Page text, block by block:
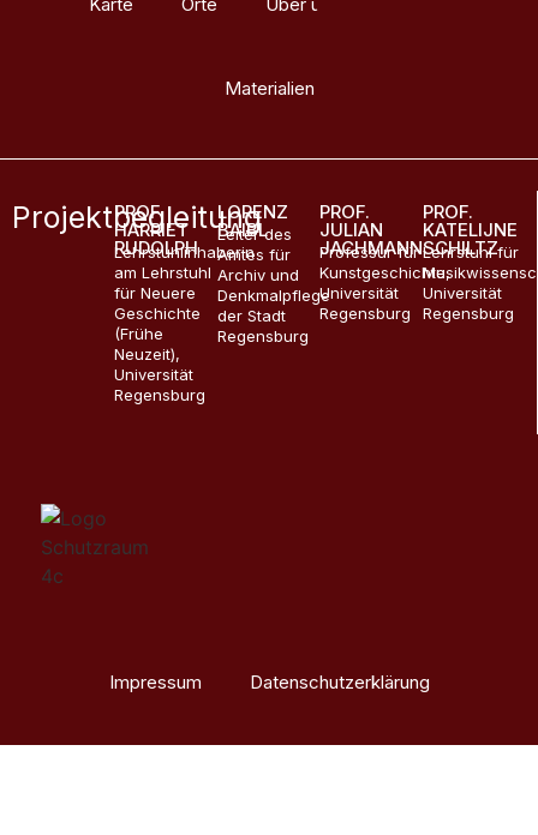
Materialien
Projektbegleitung
PROF.
HARRIET
RUDOLPH
Lehrstuhlinhaberin
am Lehrstuhl
für Neuere
Geschichte
(Frühe
Neuzeit),
Universität
Regensburg
LORENZ
BAIBL
Leiter des
Amtes für
Archiv und
Denkmalpflege
der Stadt
Regensburg
PROF.
JULIAN
JACHMANN
Professur für
Kunstgeschichte,
Universität
Regensburg
PROF.
KATELIJNE
SCHILTZ
Lehrstuhl für
Universität
Regensburg
Impressum Datenschutzerklärung